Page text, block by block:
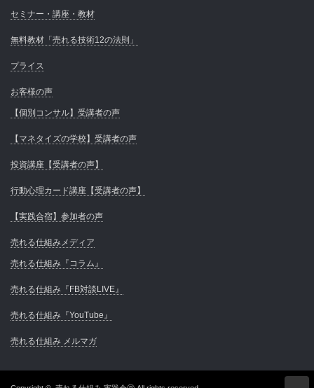
セミナー・講座・教材
無料教材「売れる技術12の法則」
プライス
お客様の声
【個別コンサル】受講者の声
【マネタイズの学校】受講者の声
投資講座【受講者の声】
行動心理カード講座【受講者の声】
【実践合宿】参加者の声
売れる仕組みメディア
売れる仕組み『コラム』
売れる仕組み『FB対談LIVE』
売れる仕組み『YouTube』
売れる仕組み メルマガ